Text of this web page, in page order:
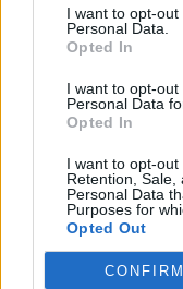
I want to opt-
Personal Data.
Opted In
I want to opt-
Personal Data
Opted In
I want to opt-out
Retention, Sale,
Personal Data
Purposes for
Opted Out
CONFIRM
Όρος.
Η υπόθεσή του;
Σεπτέμβριος
εμπορικό και
Στην Αθήνα οι